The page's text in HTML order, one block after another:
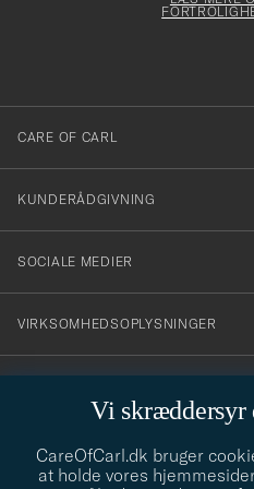
Vi skræddersyr
CareOfCarl.dk bruger
at holde vores
dig
till
vårt
nyhetsbrev!
CARE OF CARL
KUNDERÅDGIVNING
SOCIALE MEDIER
VIRKSOMHEDSOPLYSNINGER
Behøver du hjælp til at finde din
gerne til!